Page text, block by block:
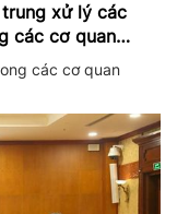
trung xử lý các
các cơ quan
các cơ quan